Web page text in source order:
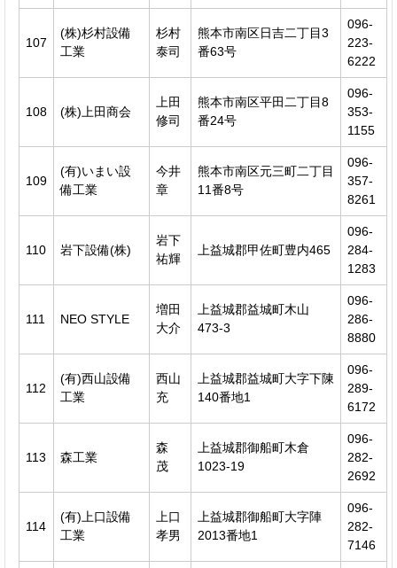
107
(株)杉村設備
工業
杉村
泰司
熊本市南区日吉二丁目3
番63号
096-
223-
6222
108 (株)上田商会
上田
修司
熊本市南区平田二丁目8
番24号
096-
353-
1155
109
(有)いまい設
備工業
今井
章
熊本市南区元三町二丁目
11番8号
096-
357-
8261
110 岩下設備(株)
岩下
祐輝
上益城郡甲佐町豊内465
096-
284-
1283
111 NEO STYLE
増田
大介
上益城郡益城町木山
473-3
096-
286-
8880
112
(有)西山設備
工業
西山
充
上益城郡益城町大字下陳
140番地1
096-
289-
6172
113 森工業
森
茂
上益城郡御船町木倉
1023-19
096-
282-
2692
114
(有)上口設備
工業
上口
孝男
上益城郡御船町大字陣
2013番地1
096-
282-
7146